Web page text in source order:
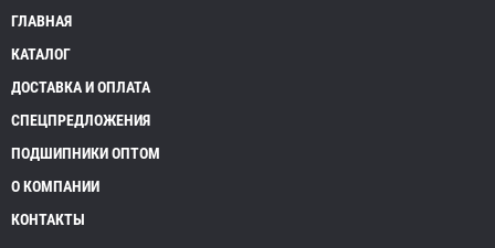
ГЛАВНАЯ
КАТАЛОГ
ДОСТАВКА И ОПЛАТА
СПЕЦПРЕДЛОЖЕНИЯ
ПОДШИПНИКИ ОПТОМ
О КОМПАНИИ
КОНТАКТЫ